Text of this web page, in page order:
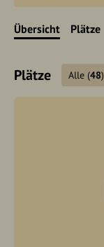
Übersicht Plätze
Plätze Alle (48)